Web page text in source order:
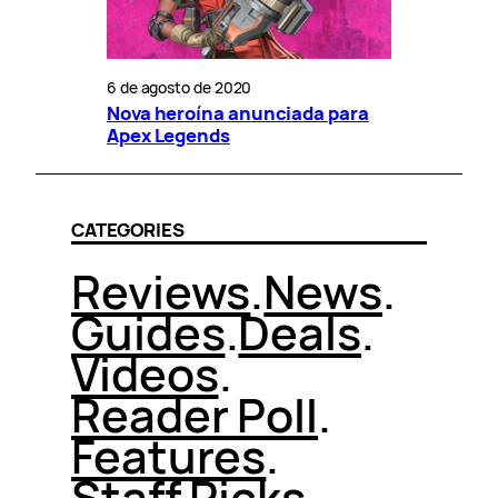
6 de agosto de 2020
Nova heroína anunciada para
Apex Legends
CATEGORIES
Reviews.News.
Guides.Deals.
Videos.
Reader Poll.
Features.